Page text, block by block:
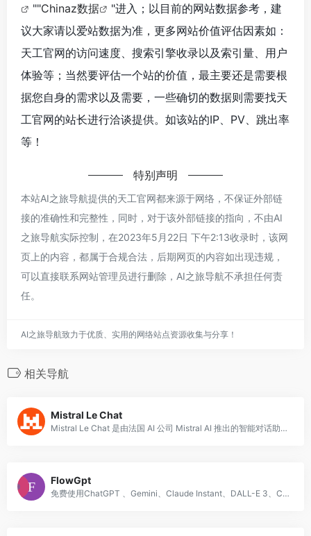
""Chinaz数据
"进入；以目前的网站数据参考，建
议大家请以爱站数据为准，更多网站价值评估因素如：
天工官网的访问速度、搜索引擎收录以及索引量、用户
体验等；当然要评估一个站的价值，最主要还是需要根
据您自身的需求以及需要，一些确切的数据则需要找天
工官网的站长进行洽谈提供。如该站的IP、PV、跳出率
等！
特别声明
本站AI之旅导航提供的天工官网都来源于网络，不保证外部链
接的准确性和完整性，同时，对于该外部链接的指向，不由AI
之旅导航实际控制，在2023年5月22日 下午2:13收录时，该网
页上的内容，都属于合规合法，后期网页的内容如出现违规，
可以直接联系网站管理员进行删除，AI之旅导航不承担任何责
任。
AI之旅导航致力于优质、实用的网络站点资源收集与分享！
相关导航
Mistral Le Chat
Mistral Le Chat 是由法国 AI 公司 Mistral AI 推出的智能对话助手，基于其自研的高性能大语言模型构建。
FlowGpt
免费使用ChatGPT 、Gemini、Claude Instant、DALL-E 3、Claude 2、Google Palm 2等AI模型